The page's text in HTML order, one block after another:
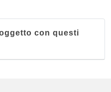
con questi